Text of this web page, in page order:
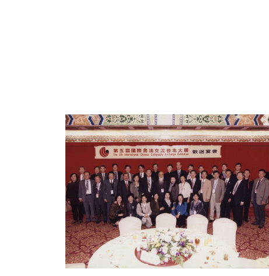
吳新助-應邀參加台灣-中國書法學會（北京長城百人百米長卷
揮毫）書家代表於北京酒店前合影